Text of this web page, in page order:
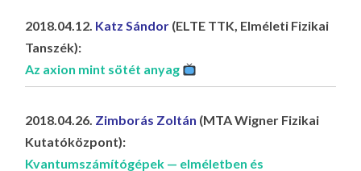
2018.04.12. Katz Sándor (ELTE TTK, Elméleti Fizikai
Tanszék):
Az axion mint sötét anyag
2018.04.26. Zimborás Zoltán (MTA Wigner Fizikai
Kutatóközpont):
Kvantumszámítógépek — elméletben és